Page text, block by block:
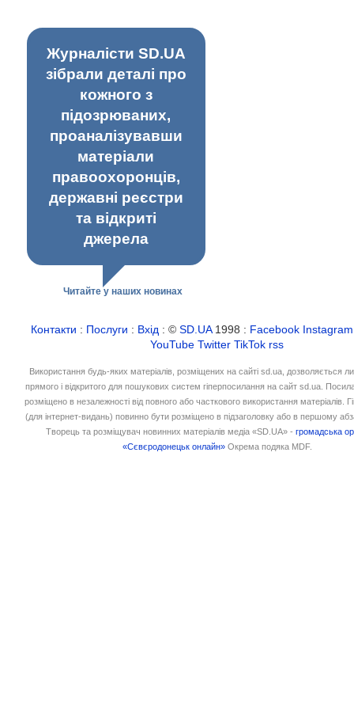
Журналісти SD.UA
зібрали деталі про
кожного з
підозрюваних,
проаналізувавши
матеріали
правоохоронців,
державні реєстри
та відкриті
джерела
Читайте у наших новинах
Контакти : Послуги : Вхід : ©SD.UA1998 : Facebook Instagram
YouTube Twitter TikTok rss
Використання будь-яких матеріалів, розміщених на сайті sd.ua, дозволяється
прямого і відкритого для пошукових систем гіперпосилання на сайт sd.ua.
розміщено в незалежності від повного або часткового використання матеріалів.
(для інтернет-видань) повинно бути розміщено в підзаголовку або в першому
Творець та розміщувач новинних матеріалів медіа «SD.UA» -громадська
«Сєвєродонецьк онлайн» Окрема подяка MDF.